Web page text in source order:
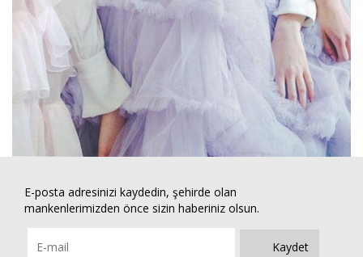
E-posta adresinizi kaydedin, şehirde olan
mankenlerimizden önce sizin haberiniz olsun.
Kaydet